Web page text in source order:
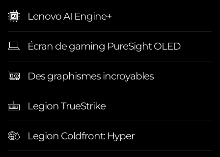
Lenovo AI Engine+
Écran de gaming PureSight OLED
Des graphismes incroyables
Legion TrueStrike
Legion Coldfront: Hyper